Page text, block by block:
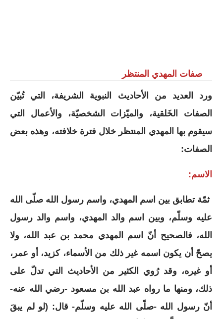
صفات المهدي المنتظر
ورد العديد من الأحاديث النبوية الشريفة، التي تُبيّن
الصفات الخَلقية، والميّزات الشخصيّة، والأعمال التي
سيقوم بها المهدي المنتظر خلال فترة خلافته، وهذه بعض
الصفات:
الاسم:
ثمّة تطابق بين اسم المهدي، واسم رسول الله صلّى الله
عليه وسلّم، وبين اسم والد المهدي، واسم والد رسول
الله، فالصحيح أنّ اسم المهدي محمد بن عبد الله، ولا
يصحّ أن يكون اسمه غير ذلك من الأسماء، كزيد، أو عمر،
أو غيره، وقد رُوي الكثير من الأحاديث التي تدلّ على
ذلك، ومنها ما رواه عبد الله بن مسعود -رضي الله عنه-
أنّ رسول الله -صلّى الله عليه وسلّم- قال: (لو لم يبقَ